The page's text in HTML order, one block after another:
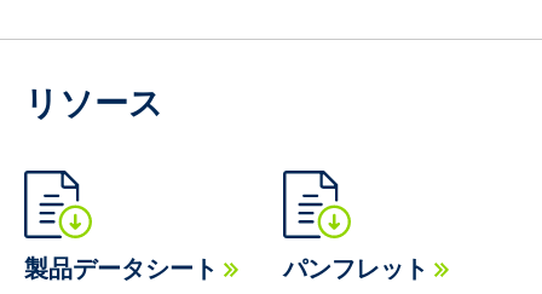
リソース
製品データシート パンフレット